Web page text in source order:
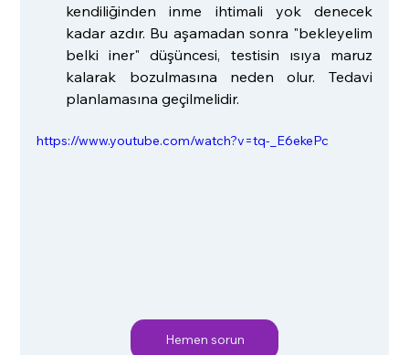
kendiliğinden inme ihtimali yok denecek
kadar azdır. Bu aşamadan sonra "bekleyelim
belki iner" düşüncesi, testisin ısıya maruz
kalarak bozulmasına neden olur. Tedavi
planlamasına geçilmelidir.
https://www.youtube.com/watch?v=tq-_E6ekePc
Hemen sorun